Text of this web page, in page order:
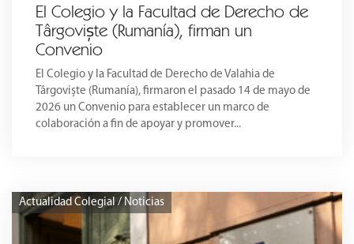
El Colegio y la Facultad de Derecho de
Târgoviște (Rumanía), firman un
Convenio
El Colegio y la Facultad de Derecho de Valahia de
Târgoviște (Rumanía), firmaron el pasado 14 de mayo de
2026 un Convenio para establecer un marco de
colaboración a fin de apoyar y promover...
Actualidad Colegial / Noticias